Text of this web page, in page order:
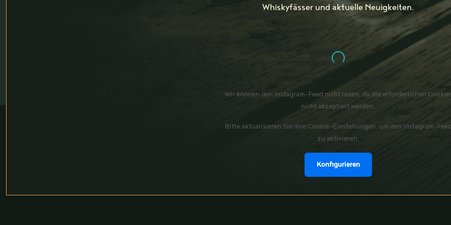
Whiskyfässer und aktuelle Neuigkeiten.
Instagram-Feed nicht verfügbar
Wir können den Instagram-Feed nicht laden, da die erforderlichen
nicht akzeptiert werden.
Bitte aktualisieren Sie Ihre Cookie-Einstellungen, um den Instagram-
zu aktivieren.
Konfigurieren